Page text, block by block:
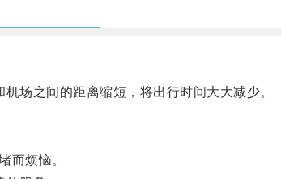
之间的距离缩短，将出行时间大大减少。
而烦恼。